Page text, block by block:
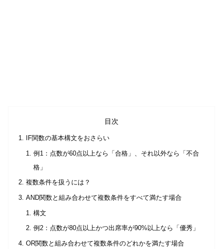
目次
IF関数の基本構文をおさらい
例1：点数が60点以上なら「合格」、それ以外なら「不合
格」
複数条件を扱うには？
AND関数と組み合わせて複数条件をすべて満たす場合
構文
例2：点数が80点以上かつ出席率が90%以上なら「優秀」
OR関数と組み合わせて複数条件のどれかを満たす場合